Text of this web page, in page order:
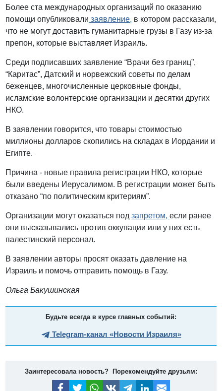
Более ста международных организаций по оказанию
помощи опубликовали заявление, в котором рассказали,
что не могут доставить гуманитарные грузы в Газу из-за
препон, которые выставляет Израиль.
Среди подписавших заявление “Врачи без границ”,
“Каритас”, Датский и норвежский советы по делам
беженцев, многочисленные церковные фонды,
исламские волонтерские организации и десятки других
НКО.
В заявлении говорится, что товары стоимостью
миллионы долларов скопились на складах в Иордании и
Египте.
Причина - новые правила регистрации НКО, которые
были введены Иерусалимом. В регистрации может быть
отказано “по политическим критериям”.
Организации могут оказаться подзапретом,если ранее
они высказывались против оккупации или у них есть
палестинский персонал.
В заявлении авторы просят оказать давление на
Израиль и помочь отправить помощь в Газу.
Ольга Бакушинская
Будьте всегда в курсе главных событий:
Telegram-канал «Новости Израиля»
Заинтересовала новость? Порекомендуйте друзьям: